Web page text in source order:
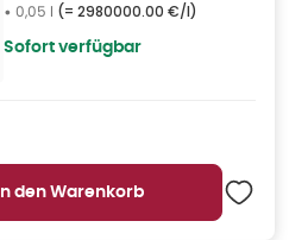
• 0,05 l (= 2980000.00 €/l)
Sofort verfügbar
In den Warenkorb